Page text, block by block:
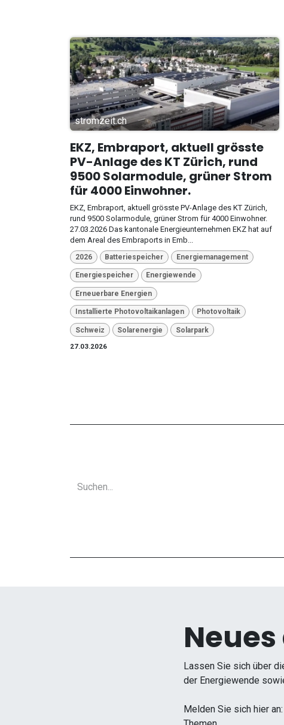
stromzeit.ch
EKZ, Embraport, aktuell grösste
PV-Anlage des KT Zürich, rund
9500 Solarmodule, grüner Strom
für 4000 Einwohner.
EKZ, Embraport, aktuell grösste PV-Anlage des KT Zürich,
rund 9500 Solarmodule, grüner Strom für 4000 Einwohner.
27.03.2026 Das kantonale Energieunternehmen EKZ hat auf
dem Areal des Embraports in Emb...
2026 Batteriespeicher Energiemanagement
Energiespeicher Energiewende
Erneuerbare Energien
Installierte Photovoltaikanlagen Photovoltaik
Schweiz Solarenergie
Solarpark
27.03.2026
Lassen Sie sich über
der Energiewende
Melden Sie sich hier